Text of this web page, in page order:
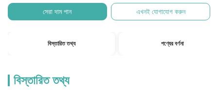
সেরা দাম পান এখনই যোগাযোগ করুন
বিস্তারিত তথ্য পণ্যের বর্ণনা
বিস্তারিত তথ্য